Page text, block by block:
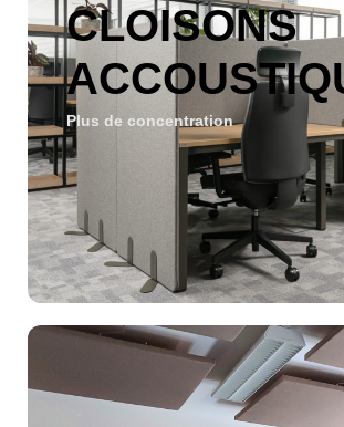
CLOISONS
Plus de concentration